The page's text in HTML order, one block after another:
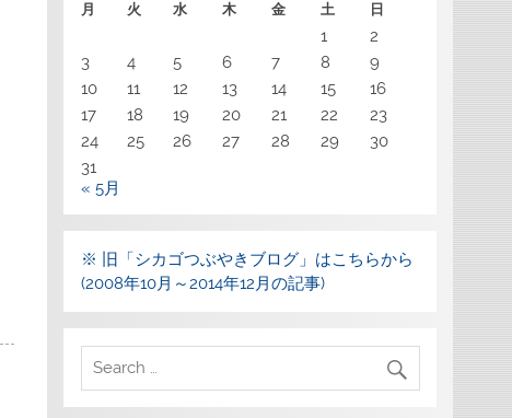
月 火 水 木 金 土 日
1
2
3
4 5 6 7 8
9
10
11 12 13 14 15
16
17
18 19 20 21 22
23
24
25 26 27 28 29
30
31
« 5月
※ 旧「シカゴつぶやきブログ」はこちらから
(2008年10月～2014年12月の記事)